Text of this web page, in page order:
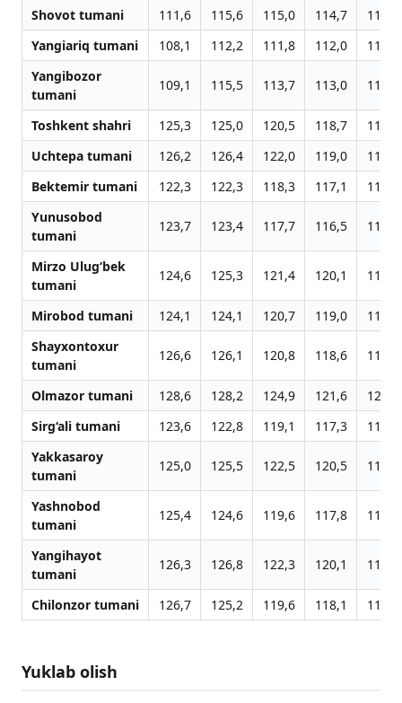
Shovot tumani
111,6 115,6 115,0 114,7
114,2
Yangiariq tumani
108,1 112,2 111,8 112,0
111,3
Yangibozor
tumani
109,1 115,5 113,7 113,0 110,9
Toshkent shahri 125,3 125,0 120,5 118,7
117,7
Uchtepa tumani
126,2 126,4 122,0 119,0
117,7
Bektemir tumani
122,3 122,3 118,3 117,1
116,4
Yunusobod
tumani
123,7 123,4 117,7 116,5 116,2
Mirzo Ulug‘bek
tumani
124,6 125,3 121,4 120,1 119,1
Mirobod tumani 124,1 124,1 120,7 119,0
117,5
Shayxontoxur
tumani
126,6 126,1 120,8 118,6 118,0
Olmazor tumani 128,6 128,2 124,9 121,6
120,0
Sirg‘ali tumani
123,6 122,8 119,1 117,3
116,9
Yakkasaroy
tumani
125,0 125,5 122,5 120,5 119,3
Yashnobod
tumani
125,4 124,6 119,6 117,8 116,7
Yangihayot
tumani
126,3 126,8 122,3 120,1 118,3
Chilonzor tumani 126,7 125,2 119,6 118,1 117,3
Yuklab olish